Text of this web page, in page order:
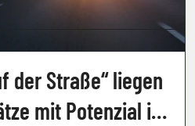
der Straße“ liegen
mit Potenzial in